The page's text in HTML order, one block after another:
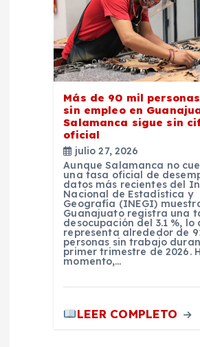
Más de 90 mil
sin empleo en
Salamanca sigue sin
oficial
julio 27, 2026
Aunque Salamanca no
una tasa oficial de
datos más recientes del
Nacional de Estadística y
Geografía (INEGI)
Guanajuato registra una
desocupación del 3.1 %, lo
representa alrededor de
personas sin trabajo
primer trimestre de 2026.
momento,…
LEER COMPLETO